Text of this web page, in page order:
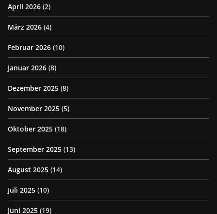
April 2026 (2)
März 2026 (4)
Februar 2026 (10)
Januar 2026 (8)
Dezember 2025 (8)
November 2025 (5)
Oktober 2025 (18)
September 2025 (13)
August 2025 (14)
Juli 2025 (10)
Juni 2025 (19)